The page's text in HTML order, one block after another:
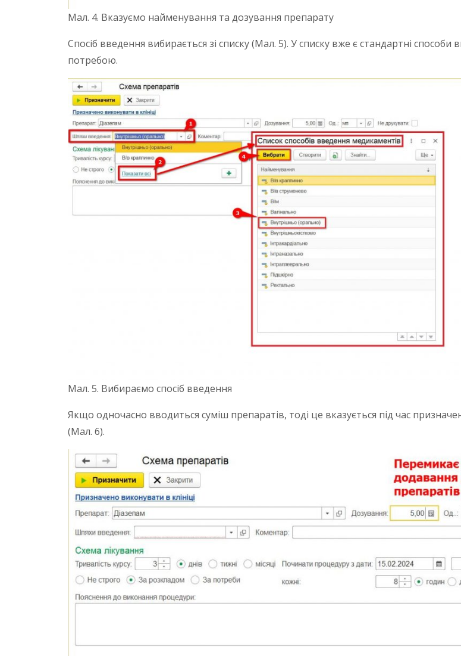
Мал. 4. Вказуємо найменування та дозування препарату
Спосіб введення вибирається зі списку (Мал. 5). У списку вже є стандартні
потребою.
Мал. 5. Вибираємо спосіб введення
Якщо одночасно вводиться суміш препаратів, тоді це вказується під час
(Мал. 6).